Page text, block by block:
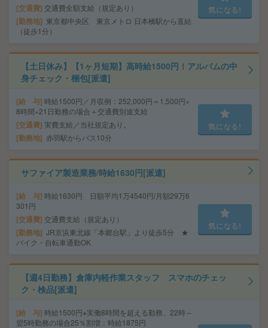
交通費 交通費全額支給（規定あり）
勤務地
東京都中央区 東京メトロ 日本橋駅から直結
（徒歩1分）
気になる!
【土日休み】【1ヶ月短期】高時給1500円！アルバムの中
身チェック・梱包[派遣]
給 与 時給1500円／月収例：252,000円＝1,500円×
8時間×21日勤務の場合＋交通費別途支給
交通費 実費支給／当社規定あり。
勤務地 赤羽駅からバス10分
気になる!
サファイア製造業務/時給1630円[派遣]
給 与 時給1630円 日額平均1万4540円/月額29万6
301円
交通費 交通費支給（規定あり）
勤務地 JR京浜東北線「本郷台駅」より徒歩5分 ★
バイク・自転車通勤OK
気になる!
【週4日勤務】倉庫内軽作業スタッフ スマホのチェッ
ク・検品[派遣]
給 与 時給1500円※実働8時間を超える勤務、22時～
翌5時勤務の場合25％割増：時給1875円